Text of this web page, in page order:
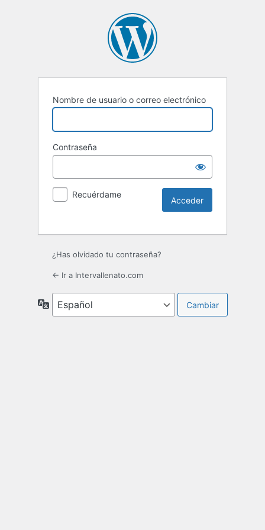
Nombre de usuario o correo electrónico
Contraseña
Recuérdame
¿Has olvidado tu contraseña?
← Ir a Intervallenato.com
Idioma